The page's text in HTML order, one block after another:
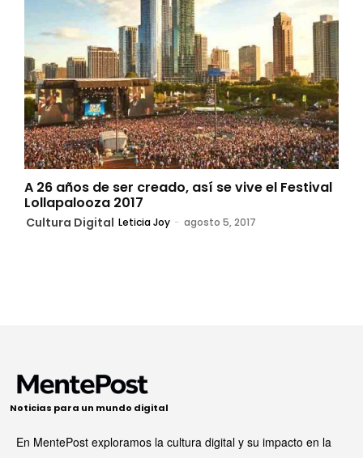
A 26 años de ser creado, así se vive el Festival
Lollapalooza 2017
Cultura Digital Leticia Joy - agosto 5, 2017
Noticias para un mundo digital
En MentePost exploramos la cultura digital y su impacto en la